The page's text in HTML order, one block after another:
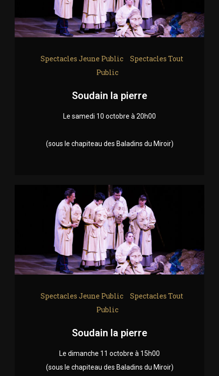
Spectacles Jeune Public
Spectacles Tout
Public
Soudain la pierre
Le samedi 10 octobre à 20h00
(sous le chapiteau des Baladins du Miroir)
Spectacles Jeune Public
Spectacles Tout
Public
Soudain la pierre
Le dimanche 11 octobre à 15h00
(sous le chapiteau des Baladins du Miroir)